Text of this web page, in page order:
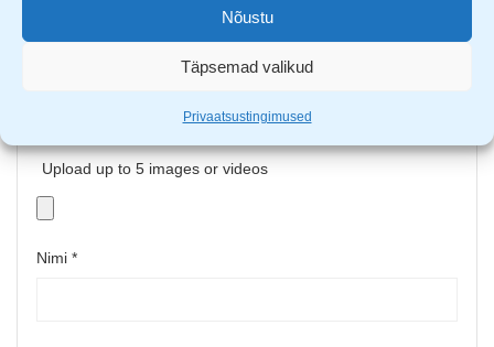
Nõustu
Täpsemad valikud
Privaatsustingimused
Upload up to 5 images or videos
Nimi *